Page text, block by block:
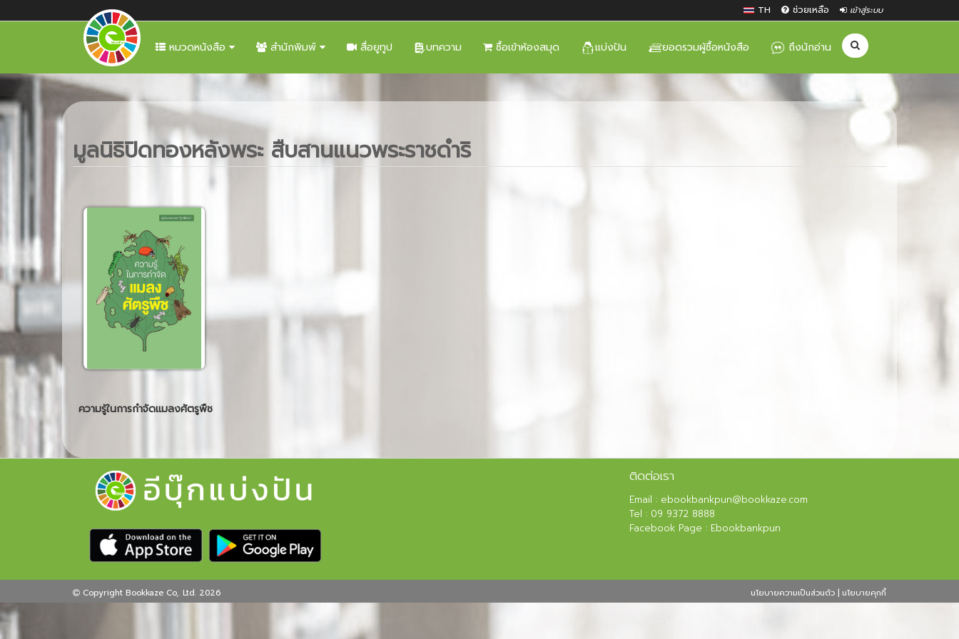
TH ช่วยเหลือ เข้าสู่ระบบ
หมวดหนังสือ สำนักพิมพ์ สื่อยูทูป บทความ ซื้อเข้าห้องสมุด แบ่งปัน ยอดรวมผู้ซื้อหนังสือ ถึงนักอ่าน
มูลนิธิปิดทองหลังพระ สืบสานแนวพระราชดำริ
ความรู้ในการกำจัดแมลงศัตรูพืช
ติดต่อเรา
Email : ebookbankpun@bookkaze.com
Tel : 09 9372 8888
Facebook Page : Ebookbankpun
Copyright Bookkaze Co,. Ltd. 2026 นโยบายความเป็นส่วนตัว | นโยบายคุกกี้